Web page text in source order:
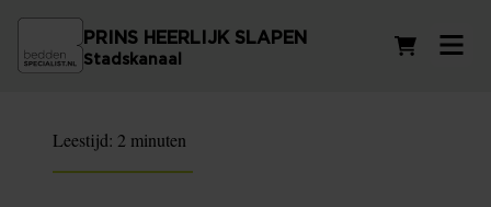
PRINS HEERLIJK SLAPEN
Stadskanaal
Leestijd: 2 minuten